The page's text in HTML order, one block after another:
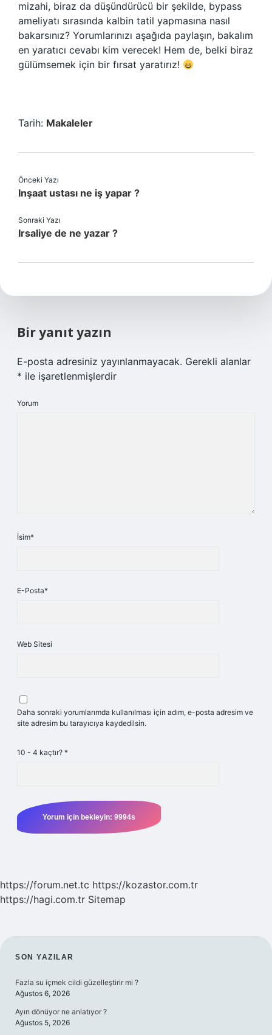
mizahi, biraz da düşündürücü bir şekilde, bypass
ameliyatı sırasında kalbin tatil yapmasına nasıl
bakarsınız? Yorumlarınızı aşağıda paylaşın, bakalım
en yaratıcı cevabı kim verecek! Hem de, belki biraz
gülümsemek için bir fırsat yaratırız!
Tarih: Makaleler
Önceki Yazı
Inşaat ustası ne iş yapar ?
Sonraki Yazı
Irsaliye de ne yazar ?
Bir yanıt yazın
E-posta adresiniz yayınlanmayacak. Gerekli alanlar
* ile işaretlenmişlerdir
Yorum
İsim*
E-Posta*
Web Sitesi
Daha sonraki yorumlarımda kullanılması için adım, e-posta adresim ve
site adresim bu tarayıcıya kaydedilsin.
10 - 4 kaçtır? *
https://forum.net.tc https://kozastor.com.tr
https://hagi.com.tr Sitemap
SIDEBAR
SON YAZILAR
Fazla su içmek cildi güzelleştirir mi ?
Ağustos 6, 2026
Ayın dönüyor ne anlatıyor ?
Ağustos 5, 2026